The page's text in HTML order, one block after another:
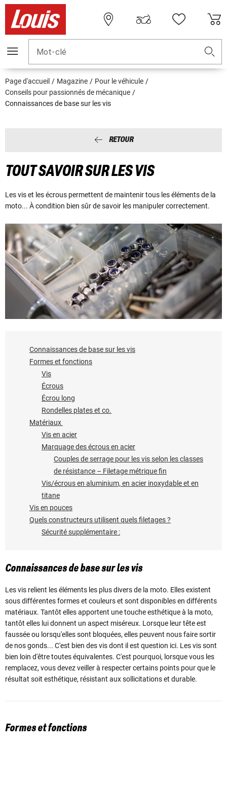
Mot-clé
Page d'accueil Magazine
Pour le véhicule
Conseils pour passionnés de mécanique
Connaissances de base sur les vis
RETOUR
TOUT SAVOIR SUR LES VIS
Les vis et les écrous permettent de maintenir tous les éléments de la
moto... À condition bien sûr de savoir les manipuler correctement.
Connaissances de base sur les vis
Formes et fonctions
Vis
Écrous
Écrou long
Rondelles plates et co.
Matériaux
Vis en acier
Marquage des écrous en acier
Couples de serrage pour les vis selon les classes
de résistance – Filetage métrique fin
Vis/écrous en aluminium, en acier inoxydable et en
titane
Vis en pouces
Quels constructeurs utilisent quels filetages ?
Sécurité supplémentaire :
Connaissances de base sur les vis
Les vis relient les éléments les plus divers de la moto. Elles existent
sous différentes formes et couleurs et sont disponibles en différents
matériaux. Tantôt elles apportent une touche esthétique à la moto,
tantôt elles lui donnent un aspect miséreux. Lorsque leur tête est
faussée ou lorsqu'elles sont bloquées, elles peuvent nous faire sortir
de nos gonds... C'est bien des vis dont il est question ici. Les vis sont
bien loin d'être toutes équivalentes. C'est pourquoi, lorsque vous les
remplacez, vous devez veiller à respecter certains points pour que le
résultat soit esthétique, résistant aux sollicitations et durable.
Formes et fonctions